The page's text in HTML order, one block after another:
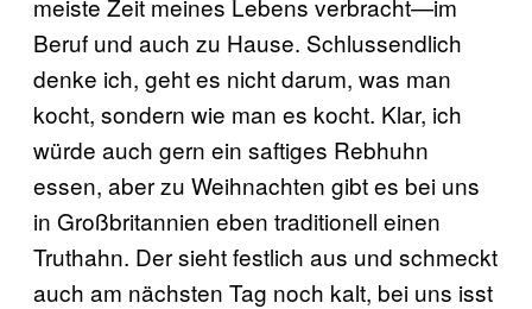
Beruf und auch zu Hause. Schlussendlich
denke ich, geht es nicht darum, was man
kocht, sondern wie man es kocht. Klar, ich
würde auch gern ein saftiges Rebhuhn
essen, aber zu Weihnachten gibt es bei uns
in Großbritannien eben traditionell einen
Truthahn. Der sieht festlich aus und schmeckt
auch am nächsten Tag noch kalt, bei uns isst